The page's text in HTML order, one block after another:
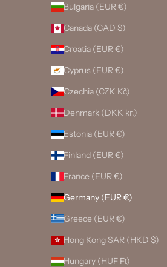
Bulgaria (EUR €)
Canada (CAD $)
Croatia (EUR €)
Cyprus (EUR €)
Czechia (CZK Kč)
Denmark (DKK kr.)
Estonia (EUR €)
Finland (EUR €)
France (EUR €)
Germany (EUR €)
Greece (EUR €)
Hong Kong SAR (HKD $)
Hungary (HUF Ft)